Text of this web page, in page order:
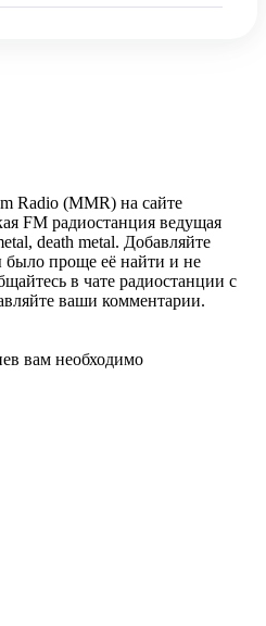
Radio (MMR) на сайте
FM радиостанция ведущая
death metal. Добавляйте
было проще её найти и не
в чате радиостанции с
ваши комментарии.
вам необходимо